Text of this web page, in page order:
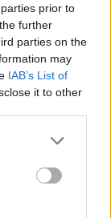
prior to
further
parties on the
may
IAB’s List of
it to other
que te den
un tipo de
tus edificios
mas de
el tiempo
viviendas
tiempo si